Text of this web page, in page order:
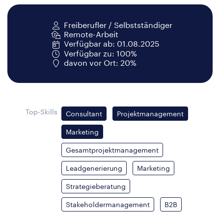
Freiberufler / Selbstständiger
Remote-Arbeit
Verfügbar ab: 01.08.2025
Verfügbar zu: 100%
davon vor Ort: 20%
Top-Skills Consultant Projektmanagement
Marketing
Gesamtprojektmanagement
Leadgenerierung Marketing
Strategieberatung
Stakeholdermanagement B2B